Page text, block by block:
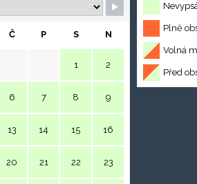
Plně
Volná
Před
Č P S N
1 2
6 7 8 9
13 14 15 16
20 21 22 23